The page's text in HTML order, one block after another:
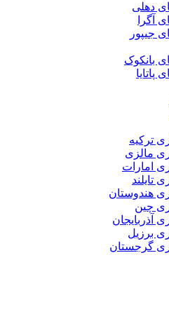
دهلی
آگرا
جیپور
بانکوک
پاتایا
ترکیه
مالزی
امارات
تایلند
هندوستان
چین
آذربایجان
برزیل
گرجستان